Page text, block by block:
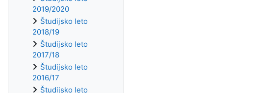
2019/2020
Študijsko leto
2018/19
Študijsko leto
2017/18
Študijsko leto
2016/17
Študijsko leto